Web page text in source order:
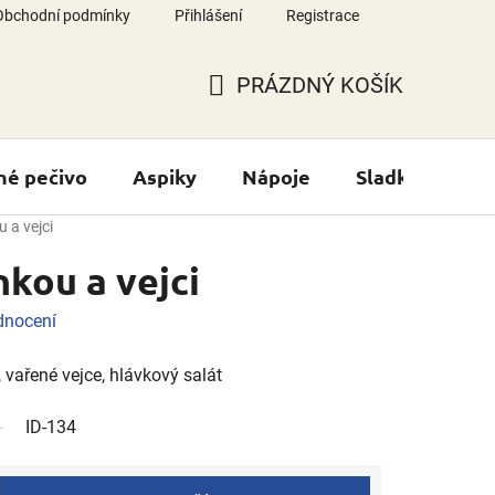
podmínky Přihlášení Registrace
KOŠÍK
PRÁZDNÝ KOŠÍK
pečivo Aspiky Nápoje Sladké
a vejci
a vejci
vejce, hlávkový salát
ID-134